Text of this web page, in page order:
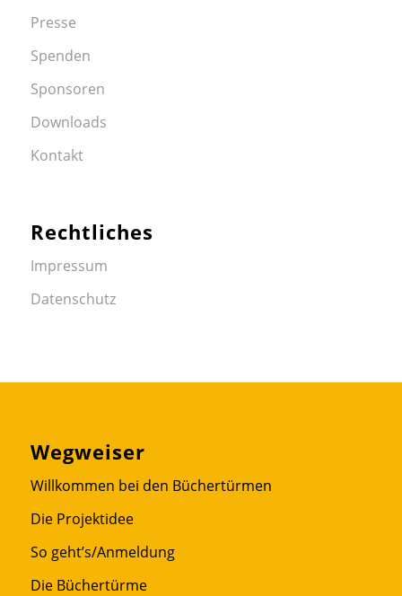
Presse
Spenden
Sponsoren
Downloads
Kontakt
Rechtliches
Impressum
Datenschutz
Wegweiser
Willkommen bei den Büchertürmen
Die Projektidee
So geht’s/Anmeldung
Die Büchertürme